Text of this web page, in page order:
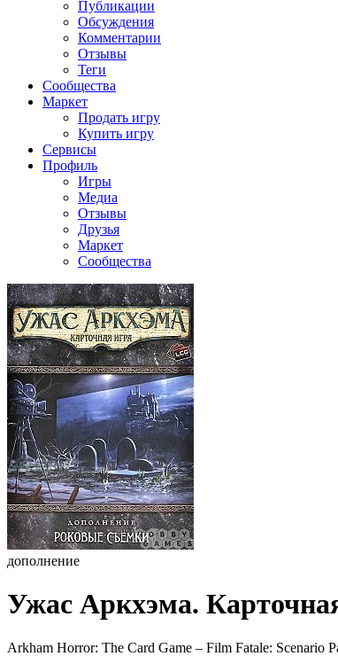
Публикации
Обсуждения
Комментарии
Отзывы
Теги
Сообщества
Маркет
Продать игру
Купить игру
Сервисы
Профиль
Игры
Медиа
Отзывы
Друзья
Маркет
Сообщества
дополнение
Ужас Аркхэма.
Arkham Horror: The Card Game – Film Fatale: Scenario